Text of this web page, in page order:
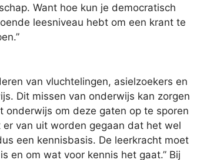
Want hoe kun je democratisch
leesniveau hebt om een krant te
van vluchtelingen, asielzoekers en
Dit missen van onderwijs kan zorgen
onderwijs om deze gaten op te sporen
van uit worden gegaan dat het wel
een kennisbasis. De leerkracht moet
en om wat voor kennis het gaat.” Bij